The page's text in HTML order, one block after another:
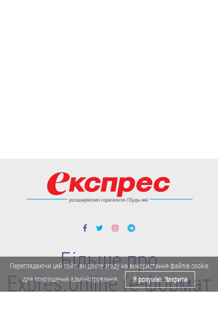
Більше про
Expres.online (e-формат
Переглядаючи цей сайт, ви даєте згоду на використання файлів cookie
для покращення адміністрування.
Я розумію. Закрити